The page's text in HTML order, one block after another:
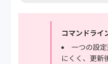
コマンドライ
一つの設
にくく、更新